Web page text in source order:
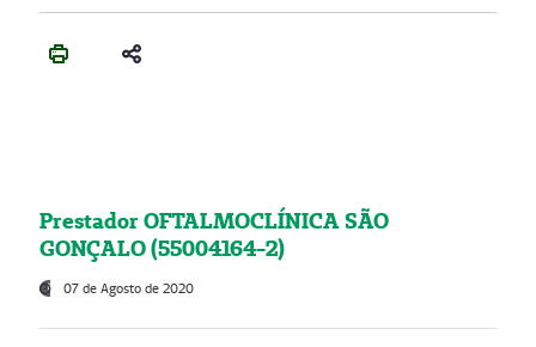
Prestador OFTALMOCLÍNICA SÃO
GONÇALO (55004164-2)
07 de Agosto de 2020